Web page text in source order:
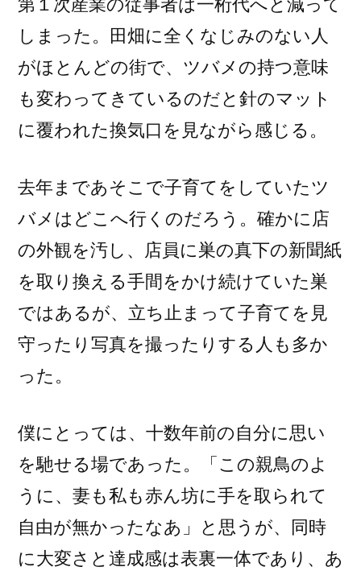
しまった。田畑に全くなじみのない人
がほとんどの街で、ツバメの持つ意味
も変わってきているのだと針のマット
に覆われた換気口を見ながら感じる。
去年まであそこで子育てをしていたツ
バメはどこへ行くのだろう。確かに店
の外観を汚し、店員に巣の真下の新聞紙
を取り換える手間をかけ続けていた巣
ではあるが、立ち止まって子育てを見
守ったり写真を撮ったりする人も多か
った。
僕にとっては、十数年前の自分に思い
を馳せる場であった。「この親鳥のよ
うに、妻も私も赤ん坊に手を取られて
自由が無かったなあ」と思うが、同時
に大変さと達成感は表裏一体であり、あ